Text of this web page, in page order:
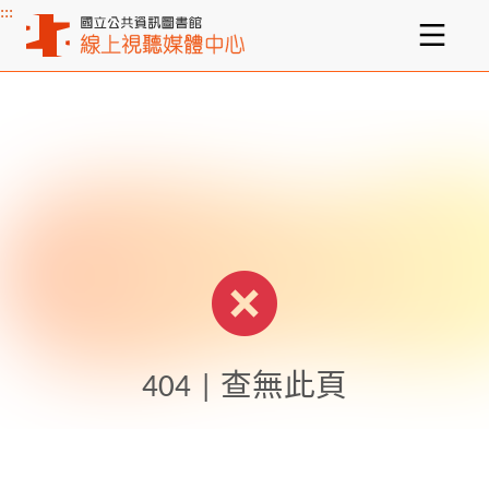
主要內容區塊
:::
404 | 查無此頁